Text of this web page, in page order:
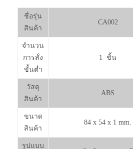
ชื่อรุ่น
สินค้า
CA002
จำนวน
การสั่ง
ขั้นต่ำ
1 ชิ้น
วัสดุ
สินค้า
ABS
ขนาด
สินค้า
84 x 54 x 1 mm.
รูปแบบ